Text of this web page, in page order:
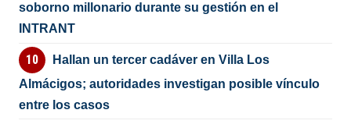
soborno millonario durante su gestión en el
INTRANT
Hallan un tercer cadáver en Villa Los
Almácigos; autoridades investigan posible vínculo
entre los casos